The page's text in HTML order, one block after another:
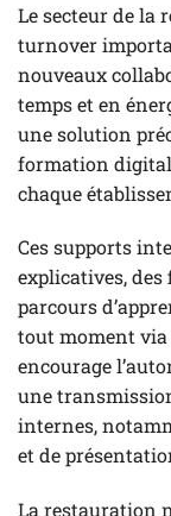
Le secteur de la
turnover
nouveaux
temps et en
une solution
formation
chaque
Ces supports
explicatives, des
parcours
tout moment
encourage
une
internes,
et de
La restauration